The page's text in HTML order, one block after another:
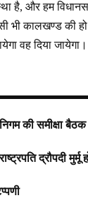
है, और हम
भी कालखण्ड की हो
वह दिया जायेगा।
की समीक्षा
द्रौपदी मुर्मू